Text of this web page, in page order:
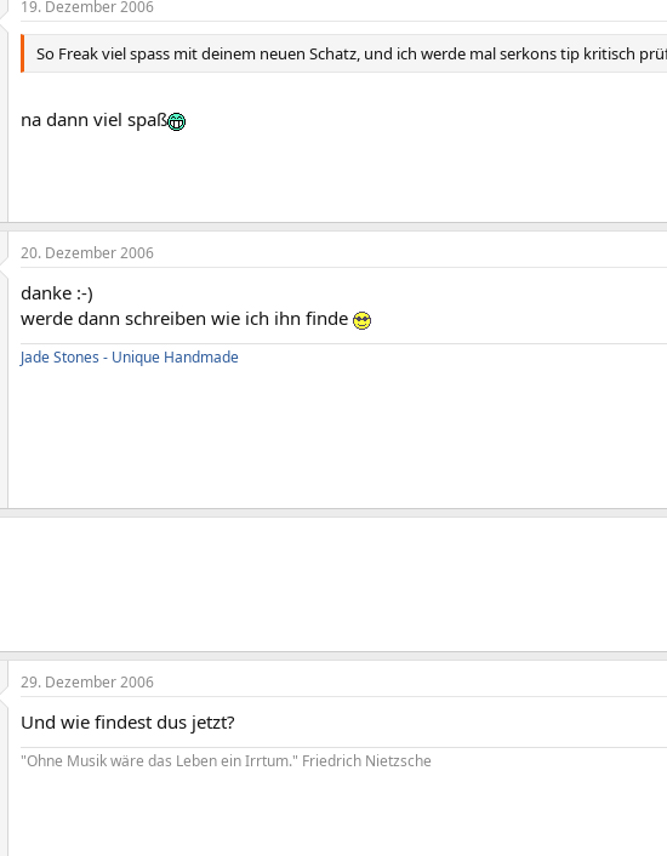
19. Dezember 2006
So Freak viel spass mit deinem neuen Schatz, und ich werde mal serkons tip kritisch
na dann viel spaß
20. Dezember 2006
danke :-)
werde dann schreiben wie ich ihn finde
Jade Stones - Unique Handmade
29. Dezember 2006
Und wie findest dus jetzt?
"Ohne Musik wäre das Leben ein Irrtum." Friedrich Nietzsche